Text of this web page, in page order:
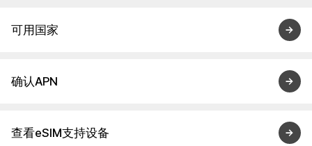
可用国家
确认APN
查看eSIM支持设备